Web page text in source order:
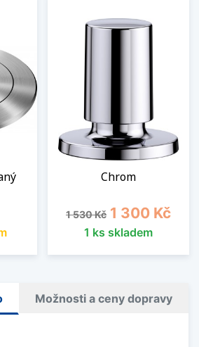
Chrom
Běžná cena
1 530 Kč Cena
1 300 Kč
1 ks skladem
Možnosti a ceny dopravy